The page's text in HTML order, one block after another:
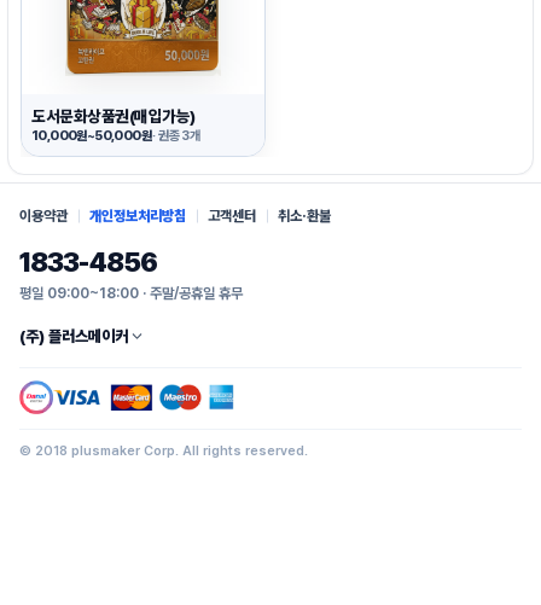
도서문화상품권(매입가능)
10,000원~50,000원· 권종 3개
이용약관 개인정보처리방침 고객센터 취소·환불
1833-4856
평일 09:00~18:00 · 주말/공휴일 휴무
(주) 플러스메이커
© 2018 plusmaker Corp. All rights reserved.